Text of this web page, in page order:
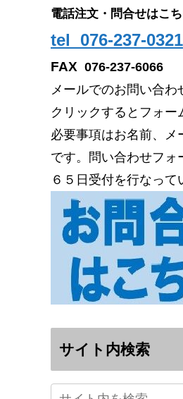
電話注文・問合せはこ
tel 076-237-0321
FAX 076-237-6066
メールでのお問い合わ
クリックするとフォー
必要事項はお名前、メ
です。問い合わせフォ
６５日受付を行なって
サイト内検索